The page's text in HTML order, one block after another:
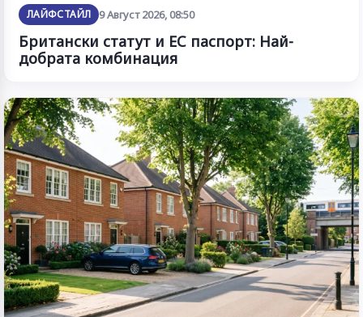
ЛАЙФСТАЙЛ 9 Август 2026, 08:50
Британски статут и ЕС паспорт: Най-
добрата комбинация